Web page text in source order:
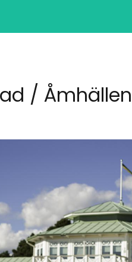
/ Åmhällen